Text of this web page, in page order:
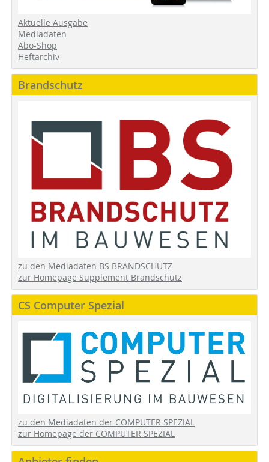
Aktuelle Ausgabe
Mediadaten
Abo-Shop
Heftarchiv
Brandschutz
zu den Mediadaten BS BRANDSCHUTZ
zur Homepage Supplement Brandschutz
CS Computer Spezial
zu den Mediadaten der COMPUTER SPEZIAL
zur Homepage der COMPUTER SPEZIAL